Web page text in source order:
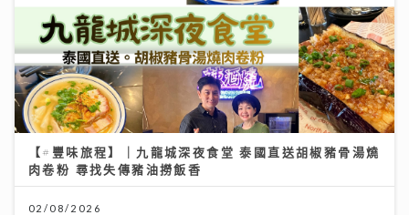
【#豐味旅程】｜九龍城深夜食堂 泰國直送胡椒豬骨湯燒
肉卷粉 尋找失傳豬油撈飯香
02/08/2026